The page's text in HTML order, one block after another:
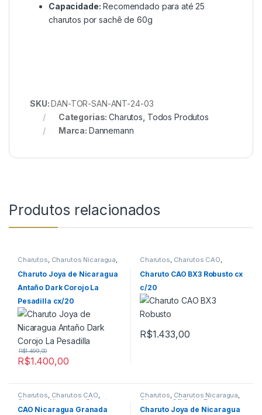
Capacidade: Recomendado para até 25
charutos por sachê de 60g
SKU:DAN-TOR-SAN-ANT-24-03
Categorias:Charutos Todos Produtos
Marca: Dannemann
Produtos relacionados
Charutos Charutos Nicaragua
Charutos Off Cuba
Produtos
Charuto Joya de Nicaragua
Antaño Dark Corojo La
Pesadilla cx/20
R$1.400,00
R$1.499,00
Charutos Charutos CAO
Charutos Nicaragua Charutos
Off Cuba
Charuto CAO BX3 Robusto cx
c/20
R$1.433,00
Charutos, Charutos CAO,
Charutos Nicaragua Charutos
Off Cuba
CAO Nicaragua Granada
Charutos, Charutos Nicaragua,
Charutos Off Cuba ,Todos
Produtos
Charuto Joya de Nicaragua